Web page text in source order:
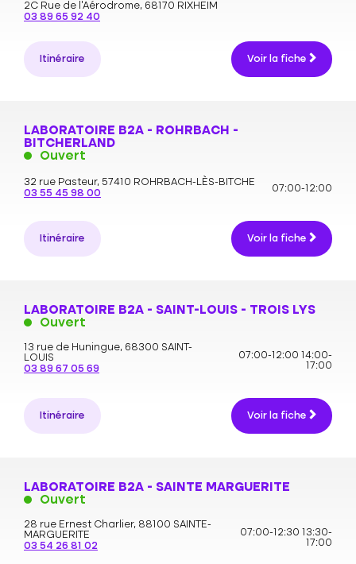
2C Rue de l'Aérodrome, 68170 RIXHEIM
03 89 65 92 40
Itinéraire Voir la fiche
LABORATOIRE B2A - ROHRBACH -
BITCHERLAND
Ouvert
32 rue Pasteur, 57410 ROHRBACH-LÈS-BITCHE
03 55 45 98 00
07:00-12:00
Itinéraire Voir la fiche
LABORATOIRE B2A - SAINT-LOUIS - TROIS LYS
Ouvert
13 rue de Huningue, 68300 SAINT-
LOUIS
03 89 67 05 69
07:00-12:00
14:00-
17:00
Itinéraire Voir la fiche
LABORATOIRE B2A - SAINTE MARGUERITE
Ouvert
28 rue Ernest Charlier, 88100 SAINTE-
MARGUERITE
03 54 26 81 02
07:00-12:30
13:30-
17:00